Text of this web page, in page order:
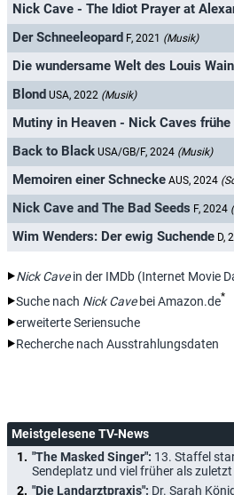
Nick Cave - The Idiot Prayer at
Der Schneeleopard F, 2021 (Musik)
Die wundersame Welt des Louis Wain
Blond USA, 2022 (Musik)
Mutiny in Heaven - Nick Caves frühe
Back to Black USA/GB/F, 2024 (Musik)
Memoiren einer Schnecke AUS, 2024
Nick Cave and The Bad Seeds F, 2024
Wim Wenders: Der ewig Suchende D,
Nick Cavein der IMDb (Internet Movie
Suche nach Nick Cavebei Amazon.de*
erweiterte Seriensuche
Recherche nach Ausstrahlungsdaten
Meistgelesene TV-News
"The Masked Singer": 13. Staffel
Sendeplatz und viel früher als zuletzt
"Die Landarztpraxis": Dr. Sarah